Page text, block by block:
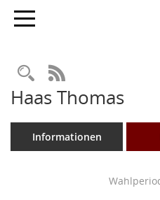
Toggle navigation
RSS-Feed
Haas Thomas
Informationen